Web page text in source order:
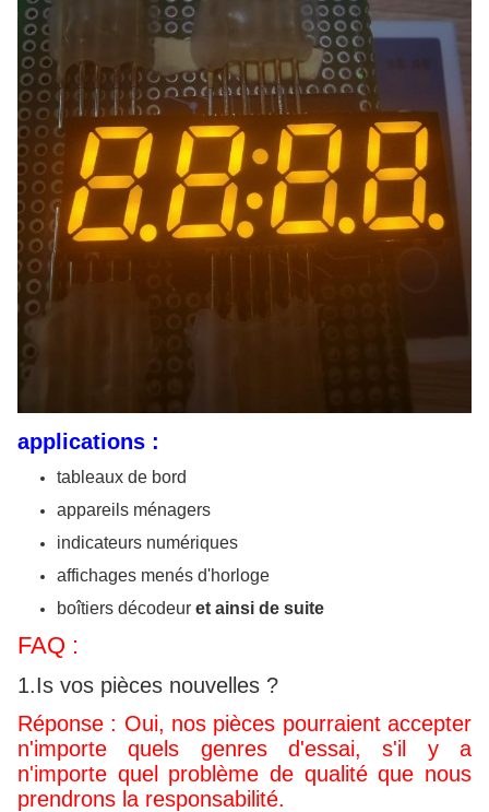
applications :
tableaux de bord
appareils ménagers
indicateurs numériques
affichages menés d'horloge
boîtiers décodeur et ainsi de suite
FAQ :
1.Is vos pièces nouvelles ?
Réponse : Oui, nos pièces pourraient accepter
n'importe quels genres d'essai, s'il y a
n'importe quel problème de qualité que nous
prendrons la responsabilité.